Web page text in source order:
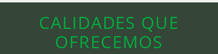
CALIDADES QUE
OFRECEMOS